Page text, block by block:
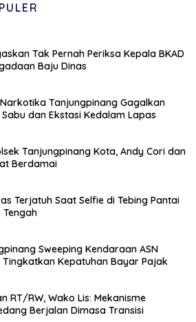
Tak Pernah Periksa Kepala BKAD
Baju Dinas
Tanjungpinang Gagalkan
dan Ekstasi Kedalam Lapas
Tanjungpinang Kota, Andy Cori dan
Berdamai
Terjatuh Saat Selfie di Tebing Pantai
Sweeping Kendaraan ASN
Tingkatkan Kepatuhan Bayar Pajak
RT/RW, Wako Lis: Mekanisme
Berjalan Dimasa Transisi